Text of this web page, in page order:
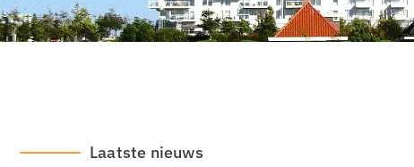
Laatste nieuws